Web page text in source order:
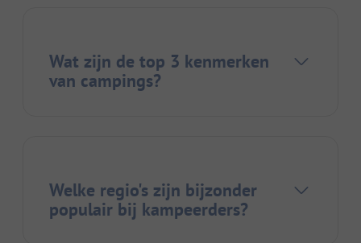
Wat zijn de top 3 kenmerken
van campings?
Welke regio's zijn bijzonder
populair bij kampeerders?